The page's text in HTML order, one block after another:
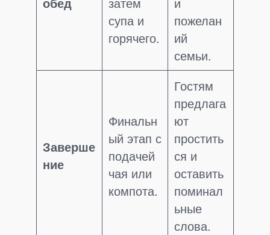
супа и
горячего.
пожелан
ий
семьи.
Заверше
ние
Финальн
ый этап с
подачей
чая или
компота.
Гостям
предлага
ют
простить
ся и
оставить
поминал
ьные
слова.